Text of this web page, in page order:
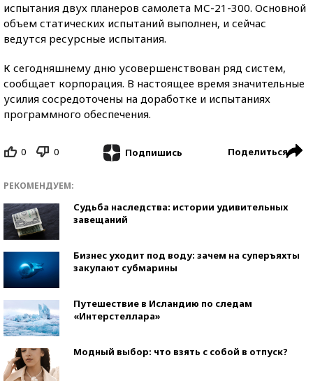
испытания двух планеров самолета МС-21-300. Основной
объем статических испытаний выполнен, и сейчас
ведутся ресурсные испытания.
К сегодняшнему дню усовершенствован ряд систем,
сообщает корпорация. В настоящее время значительные
усилия сосредоточены на доработке и испытаниях
программного обеспечения.
0 0 Подпишись Поделиться
РЕКОМЕНДУЕМ:
Судьба наследства: истории удивительных
завещаний
Бизнес уходит под воду: зачем на суперъяхты
закупают субмарины
Путешествие в Исландию по следам
«Интерстеллара»
Модный выбор: что взять с собой в отпуск?